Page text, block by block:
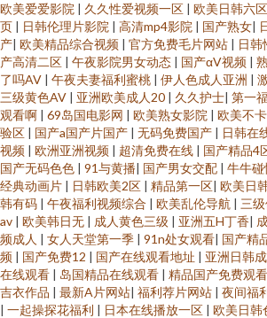
欧美爱爱影院 | 久久性爱视频一区 | 欧美日韩六区
页 | 日韩伦理片影院 | 高清mp4影院 | 国产熟女|
产| 欧美精品综合视频 | 官方免费毛片网站 | 日
产高清二区 | 午夜影院男女动态 | 国产αV视频 |
了吗AV | 午夜夫妻福利蜜桃 | 伊人色成人亚洲 |
三级黄色AV | 亚洲欧美成人20 | 久久护士| 第一
观看啊 | 69岛国电影网 | 欧美熟女影院 | 欧美不
验区 | 国产a国产片国产 | 无码免费国产 | 日韩在
视频 | 欧洲亚洲视频 | 超清免费在线 | 国产精品4
国产无码色色 | 91与黄播| 国产男女交配 | 牛牛碰
经典动画片 | 日韩欧美2区 | 精品第一区| 欧美日
韩有码 | 午夜福利视频综合 | 欧美乱伦导航 | 三
av | 欧美韩日无 | 成人黄色三级 | 亚洲五H丁香|
频成人 | 女人天堂第一季 | 91n处女观看| 国产精
频 | 国产免费12 | 国产在线观看地址 | 亚洲日韩
在线观看 | 岛国精品在线观看 | 精品国产免费观看
吉衣作品 | 最新A片网站| 福利荐片网站 | 夜间福
| 一起操探花福利 | 日本在线播放一区 | 欧美日韩